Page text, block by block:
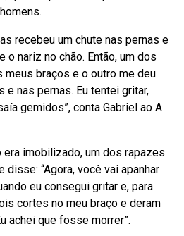
recebeu um chute nas pernas e
o nariz no chão. Então, um dos
braços e o outro me deu
nas pernas. Eu tentei gritar,
gemidos”, conta Gabriel ao A
era imobilizado, um dos rapazes
disse: “Agora, você vai apanhar
eu consegui gritar e, para
cortes no meu braço e deram
achei que fosse morrer”.